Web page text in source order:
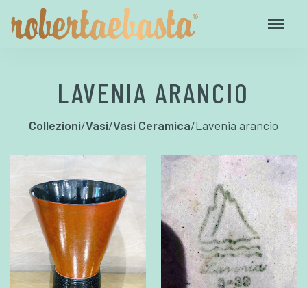
LAVENIA ARANCIO
Collezioni/Vasi/Vasi Ceramica/Lavenia arancio